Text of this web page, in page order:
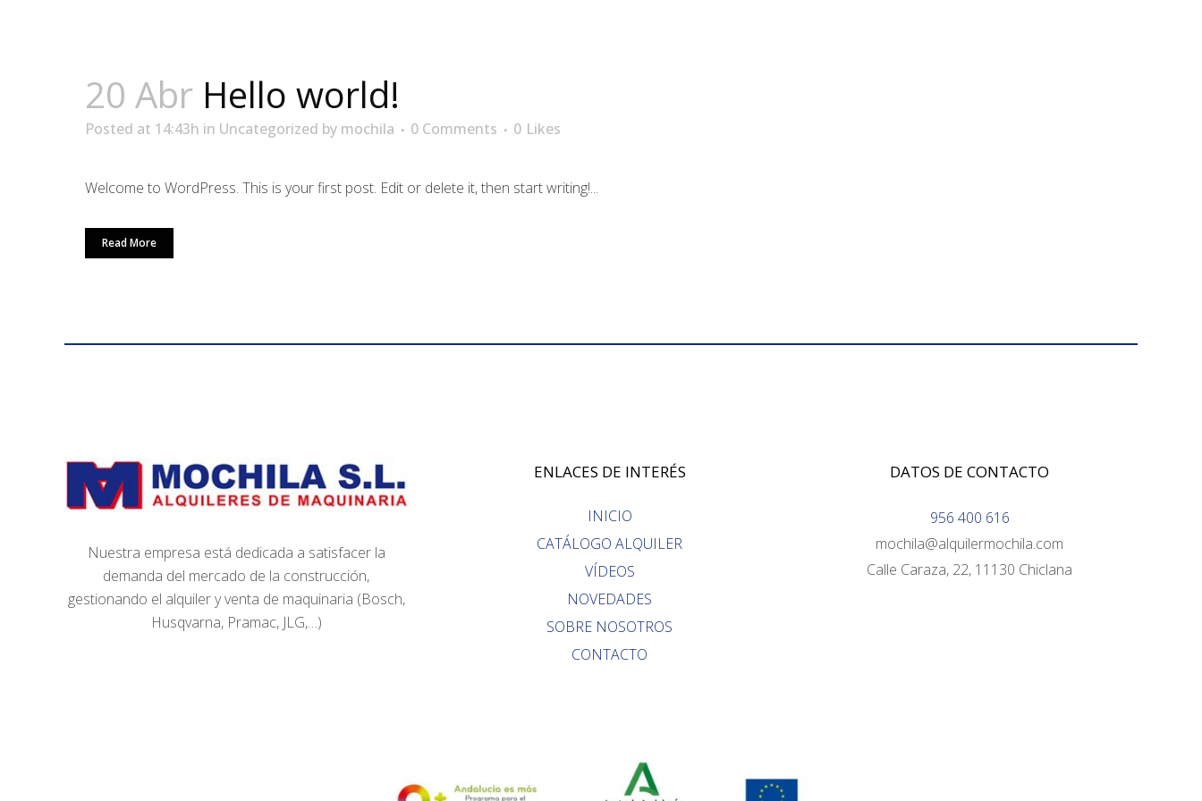
20 Abr Hello world!
Posted at 14:43h in Uncategorized by mochila 0 Comments 0 Likes
Welcome to WordPress. This is your first post. Edit or delete it, then start writing!...
Read More
Nuestra empresa está dedicada a satisfacer la
demanda del mercado de la construcción,
gestionando el alquiler y venta de maquinaria (Bosch,
Husqvarna, Pramac, JLG,…)
ENLACES DE INTERÉS
INICIO
CATÁLOGO ALQUILER
VÍDEOS
NOVEDADES
SOBRE NOSOTROS
CONTACTO
DATOS DE CONTACTO
956 400 616
mochila@alquilermochila.com
Calle Caraza, 22, 11130 Chiclana